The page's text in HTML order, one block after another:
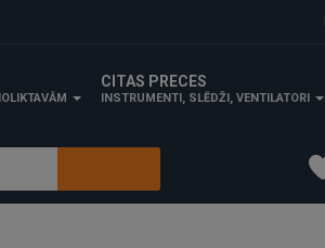
CITAS PRECES
INSTRUMENTI, SLĒDŽI, VENTILATORI